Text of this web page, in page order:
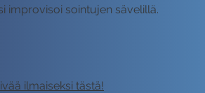
improvisoi sointujen sävelillä.
ilmaiseksi tästä!